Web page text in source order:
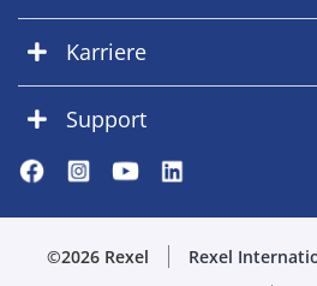
Karriere
Support
©2026 Rexel Rexel